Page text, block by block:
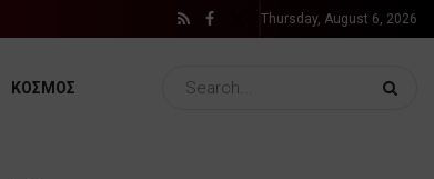
Thursday, August 6, 2026
ΚΟΣΜΟΣ